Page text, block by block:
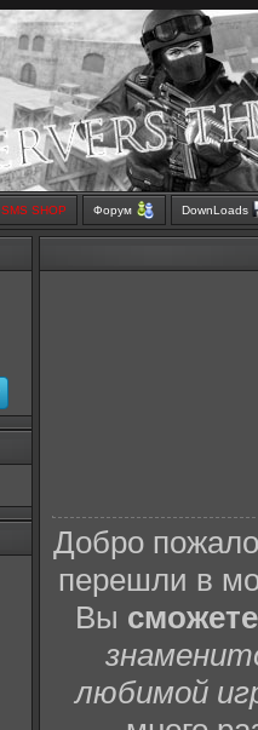
SMS SHOP Форум DownLoads
Добро
перешли в
Вы
любимой